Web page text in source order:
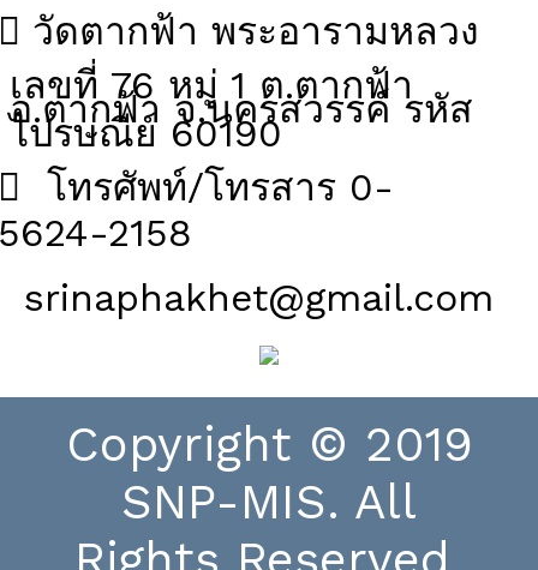
วัดตากฟ้า พระอารามหลวง
เลขที่ 76 หมู่ 1 ต.ตากฟ้า
อ.ตากฟ้า จ.นครสวรรค์ รหัส
ไปรษณีย์ 60190
โทรศัพท์/โทรสาร 0-
2158
Copyright © 2019
SNP-MIS. All